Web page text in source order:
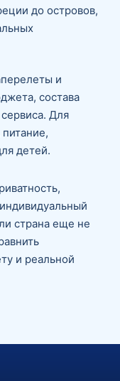
до островов,
и
состава
Для
детей.
страна еще не
и реальной